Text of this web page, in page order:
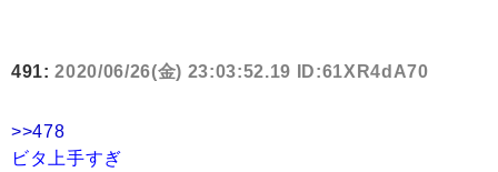
491:2020/06/26(金) 23:03:52.19 ID:61XR4dA70
>>478
ビタ上手すぎ